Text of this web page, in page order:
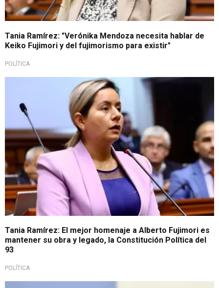
Tania Ramírez: "Verónika Mendoza necesita hablar de
Keiko Fujimori y del fujimorismo para existir"
POLÍTICA
Sobre referéndum para la Asamblea Constituyente
Tania Ramírez: El mejor homenaje a Alberto Fujimori es
mantener su obra y legado, la Constitución Política del
93
POLÍTICA